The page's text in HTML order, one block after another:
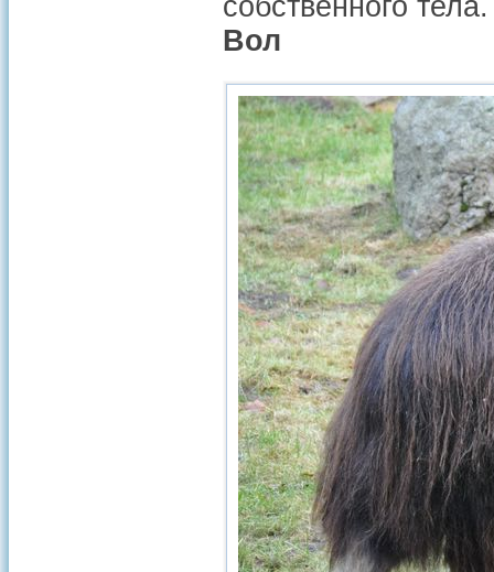
собственного тела.
Вол